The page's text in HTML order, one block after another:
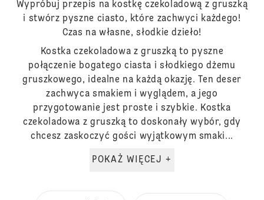
Wypróbuj przepis na kostkę czekoladową z gruszką
i stwórz pyszne ciasto, które zachwyci każdego!
Czas na własne, słodkie dzieło!
Kostka czekoladowa z gruszką to pyszne
połączenie bogatego ciasta i słodkiego dżemu
gruszkowego, idealne na każdą okazję. Ten deser
zachwyca smakiem i wyglądem, a jego
przygotowanie jest proste i szybkie. Kostka
czekoladowa z gruszką to doskonały wybór, gdy
chcesz zaskoczyć gości wyjątkowym smaki...
POKAŻ WIĘCEJ +